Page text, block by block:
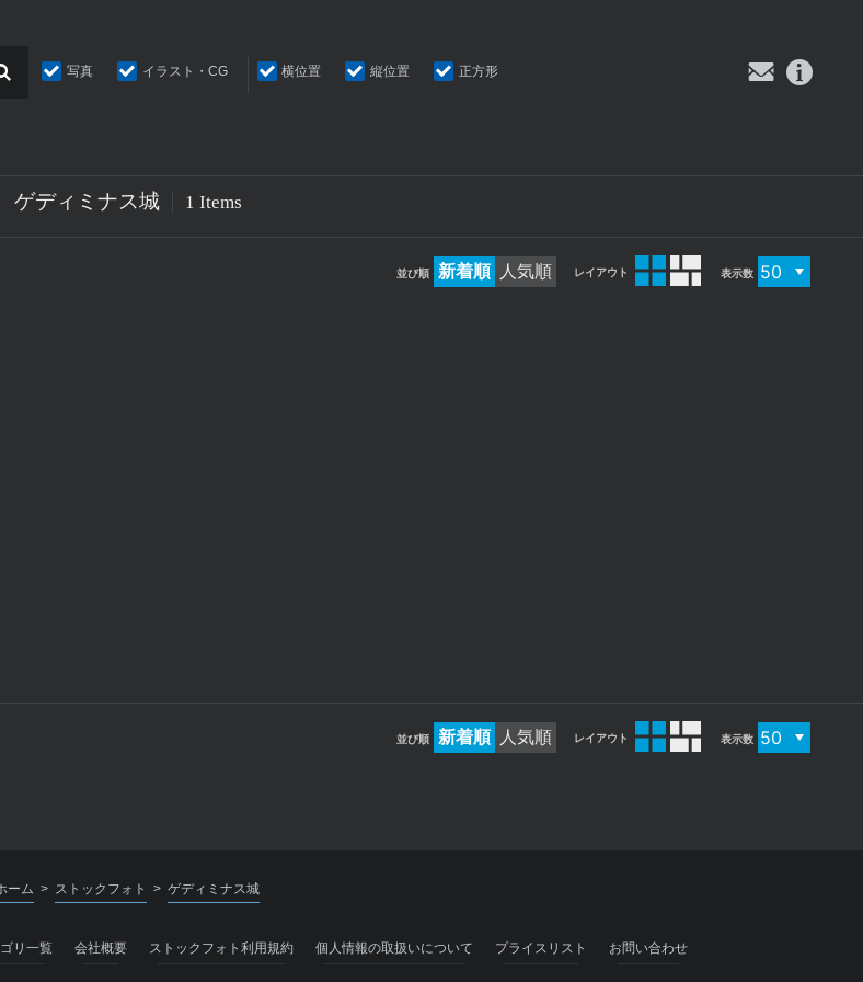
写真 イラスト・CG 横位置 縦位置 正方形
ゲディミナス城 1 Items
並び順 新着順 人気順 レイアウト 表示数
並び順 新着順 人気順 レイアウト 表示数
ーム > ストックフォト > ゲディミナス城
リ一覧 会社概要 ストックフォト利用規約 個人情報の取扱いについて プライスリスト お問い合わせ